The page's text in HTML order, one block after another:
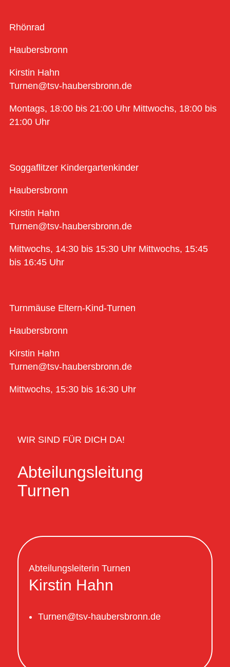
Rhönrad
Haubersbronn
Kirstin Hahn
Turnen@tsv-haubersbronn.de
Montags, 18:00 bis 21:00 Uhr Mittwochs, 18:00 bis
21:00 Uhr
Soggaflitzer Kindergartenkinder
Haubersbronn
Kirstin Hahn
Turnen@tsv-haubersbronn.de
Mittwochs, 14:30 bis 15:30 Uhr Mittwochs, 15:45
bis 16:45 Uhr
Turnmäuse Eltern-Kind-Turnen
Haubersbronn
Kirstin Hahn
Turnen@tsv-haubersbronn.de
Mittwochs, 15:30 bis 16:30 Uhr
WIR SIND FÜR DICH DA!
Abteilungsleitung
Turnen
Abteilungsleiterin Turnen
Kirstin Hahn
Turnen@tsv-haubersbronn.de